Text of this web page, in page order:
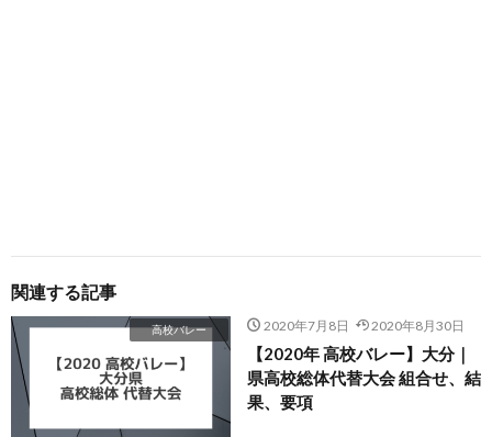
関連する記事
高校バレー 2020年7月8日 2020年8月30日
【2020年 高校バレー】大分｜
県高校総体代替大会 組合せ、結
果、要項